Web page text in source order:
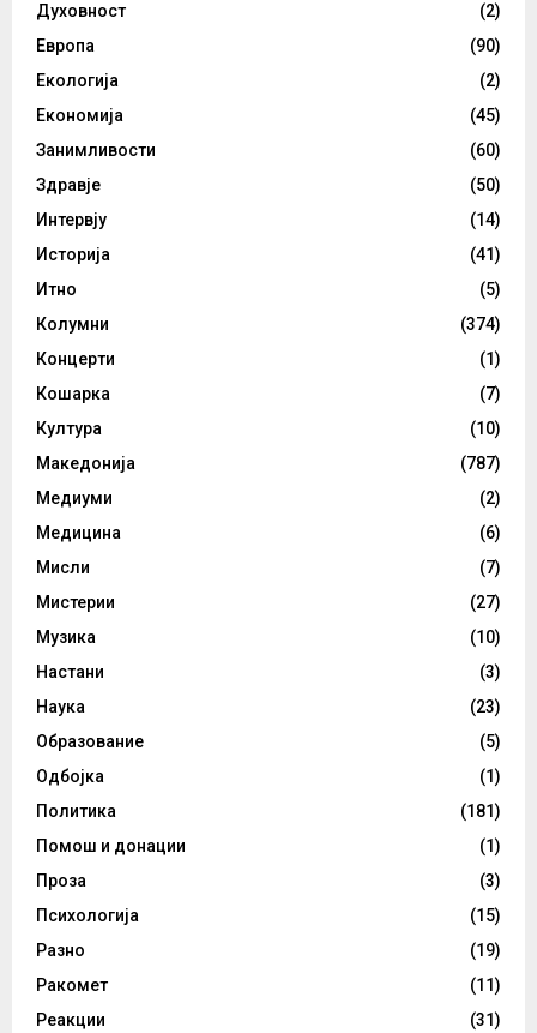
Духовност
(2)
Европа
(90)
Екологија
(2)
Економија
(45)
Занимливости
(60)
Здравје
(50)
Интервју
(14)
Историја
(41)
Итно
(5)
Колумни
(374)
Концерти
(1)
Кошарка
(7)
Култура
(10)
Македонија
(787)
Медиуми
(2)
Медицина
(6)
Мисли
(7)
Мистерии
(27)
Музика
(10)
Настани
(3)
Наука
(23)
Образование
(5)
Одбојка
(1)
Политика
(181)
Помош и донации
(1)
Проза
(3)
Психологија
(15)
Разно
(19)
Ракомет
(11)
Реакции
(31)